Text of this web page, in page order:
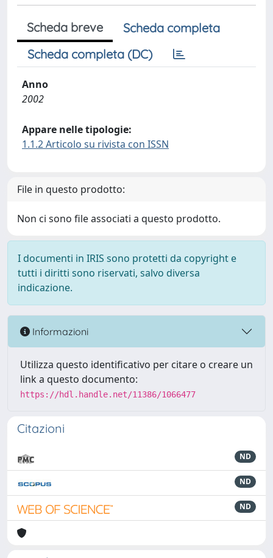
Scheda breve
Scheda completa
Scheda completa (DC)
Anno
2002
Appare nelle tipologie:
1.1.2 Articolo su rivista con ISSN
File in questo prodotto:
Non ci sono file associati a questo prodotto.
I documenti in IRIS sono protetti da copyright e
tutti i diritti sono riservati, salvo diversa
indicazione.
Informazioni
Utilizza questo identificativo per citare o creare un
link a questo documento:
https://hdl.handle.net/11386/1066477
Citazioni
ND
ND
ND